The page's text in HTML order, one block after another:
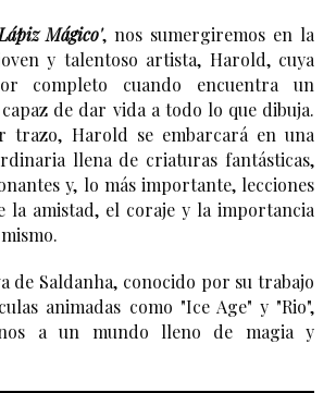
Mágico', nos sumergiremos en la
y talentoso artista, Harold, cuya
completo cuando encuentra un
de dar vida a todo lo que dibuja.
trazo, Harold se embarcará en una
llena de criaturas fantásticas,
y, lo más importante, lecciones
la amistad, el coraje y la importancia
de Saldanha, conocido por su trabajo
animadas como "Ice Age" y "Rio",
a un mundo lleno de magia y